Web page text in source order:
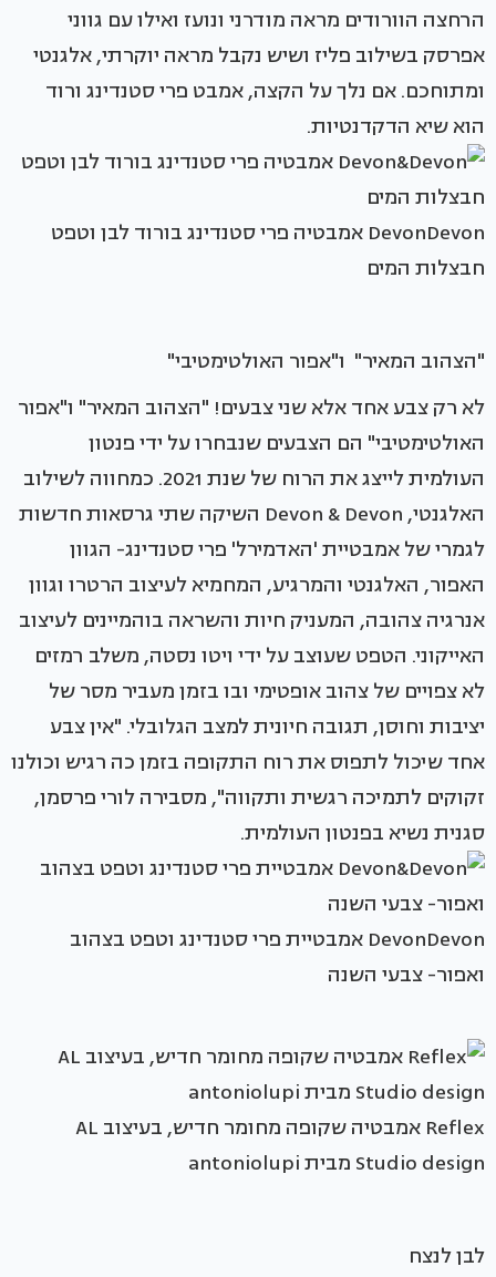
הרחצה הוורודים מראה מודרני ונועז ואילו עם גווני
אפרסק בשילוב פליז ושיש נקבל מראה יוקרתי, אלגנטי
ומתוחכם. אם נלך על הקצה, אמבט פרי סטנדינג ורוד
הוא שיא הדקדנטיות.
DevonDevon אמבטיה פרי סטנדינג בורוד לבן וטפט
חבצלות המים
"הצהוב המאיר" ו"אפור האולטימטיבי"
לא רק צבע אחד אלא שני צבעים! "הצהוב המאיר" ו"אפור
האולטימטיבי" הם הצבעים שנבחרו על ידי פנטון
העולמית לייצג את הרוח של שנת 2021. כמחווה לשילוב
האלגנטי, Devon & Devon השיקה שתי גרסאות חדשות
לגמרי של אמבטיית 'האדמירל' פרי סטנדינג- הגוון
האפור, האלגנטי והמרגיע, המחמיא לעיצוב הרטרו וגוון
אנרגיה צהובה, המעניק חיות והשראה בוהמיינים לעיצוב
האייקוני. הטפט שעוצב על ידי ויטו נסטה, משלב רמזים
לא צפויים של צהוב אופטימי ובו בזמן מעביר מסר של
יציבות וחוסן, תגובה חיונית למצב הגלובלי. "אין צבע
אחד שיכול לתפוס את רוח התקופה בזמן כה רגיש וכולנו
זקוקים לתמיכה רגשית ותקווה", מסבירה לורי פרסמן,
סגנית נשיא בפנטון העולמית.
DevonDevon אמבטיית פרי סטנדינג וטפט בצהוב
ואפור- צבעי השנה
Reflex אמבטיה שקופה מחומר חדיש, בעיצוב AL
Studio design מבית antoniolupi
לבן לנצח